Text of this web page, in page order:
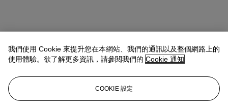
我們使用 Cookie 來提升您在本網站、我們的通訊以及整個網路上的
使用體驗。欲了解更多資訊，請參閱我們的 Cookie 通知
COOKIE 設定